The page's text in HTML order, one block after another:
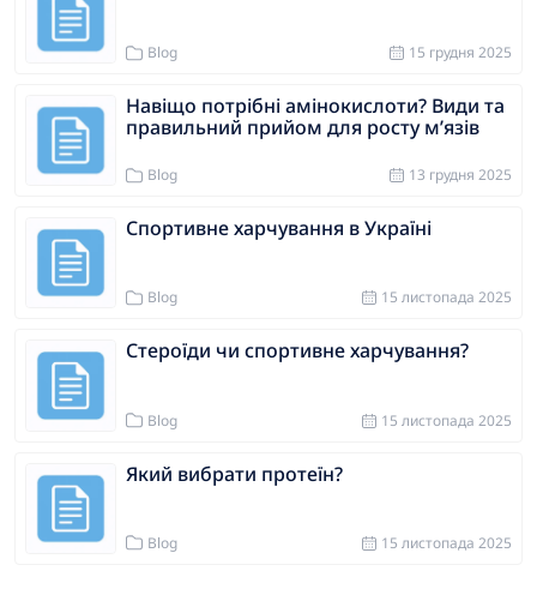
Blog 15 грудня 2025
Навіщо потрібні амінокислоти? Види та
правильний прийом для росту м’язів
Blog 13 грудня 2025
Спортивне харчування в Україні
Blog 15 листопада 2025
Стероїди чи спортивне харчування?
Blog 15 листопада 2025
Який вибрати протеїн?
Blog 15 листопада 2025